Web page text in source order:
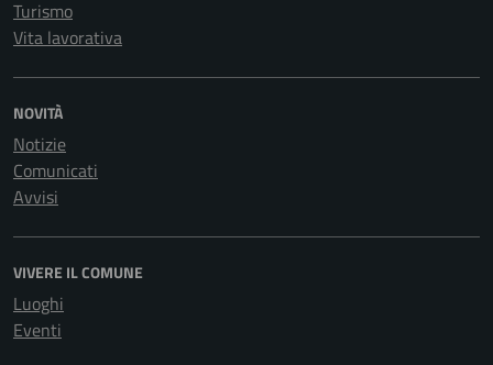
Turismo
Vita lavorativa
NOVITÀ
Notizie
Comunicati
Avvisi
VIVERE IL COMUNE
Luoghi
Eventi